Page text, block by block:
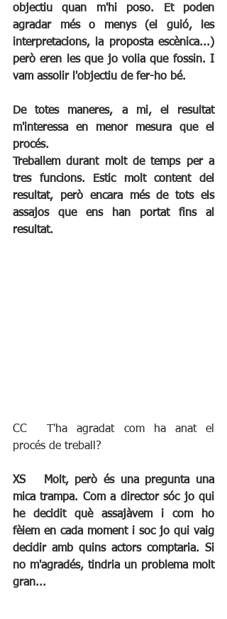
objectiu quan m'hi poso. Et poden
agradar més o menys (el guió, les
interpretacions, la proposta escènica...)
però eren les que jo volia que fossin. I
vam assolir l'objectiu de fer-ho bé.
De totes maneres, a mi, el resultat
m'interessa en menor mesura que el
procés.
Treballem durant molt de temps per a
tres funcions. Estic molt content del
resultat, però encara més de tots els
assajos que ens han portat fins al
resultat.
CC	T'ha agradat com ha anat el
procés de treball?
XS	Molt, però és una pregunta una
mica trampa. Com a director sóc jo qui
he decidit què assajàvem i com ho
fèiem en cada moment i soc jo qui vaig
decidir amb quins actors comptaria. Si
no m'agradés, tindria un problema molt
gran...